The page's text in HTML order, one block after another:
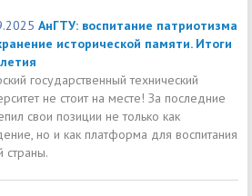
АнГТУ: воспитание патриотизма
исторической памяти. Итоги
государственный технический
не стоит на месте! За последние
свои позиции не только как
но и как платформа для воспитания
страны.